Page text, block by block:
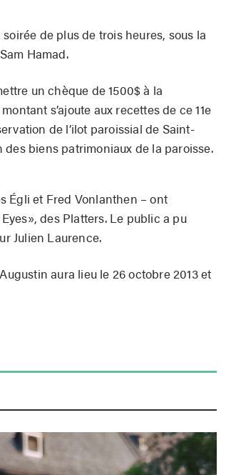
de plus de trois heures, sous la
Hamad.
un chèque de 1500$ à la
s’ajoute aux recettes de ce 11e
de l’ilot paroissial de Saint-
biens patrimoniaux de la paroisse.
Égli et Fred Vonlanthen – ont
des Platters. Le public a pu
Julien Laurence.
aura lieu le 26 octobre 2013 et